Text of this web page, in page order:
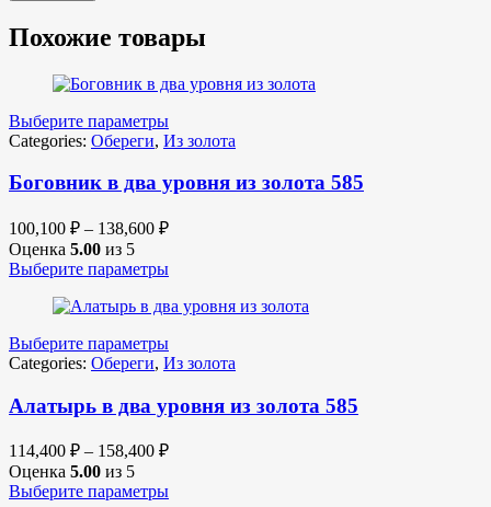
Похожие товары
Выберите параметры
Categories: Обереги, Из золота
Боговник в два уровня из золота 585
100,100 ₽ – 138,600 ₽
Оценка 5.00 из 5
Выберите параметры
Выберите параметры
Categories: Обереги, Из золота
Алатырь в два уровня из золота 585
114,400 ₽ – 158,400 ₽
Оценка 5.00 из 5
Выберите параметры